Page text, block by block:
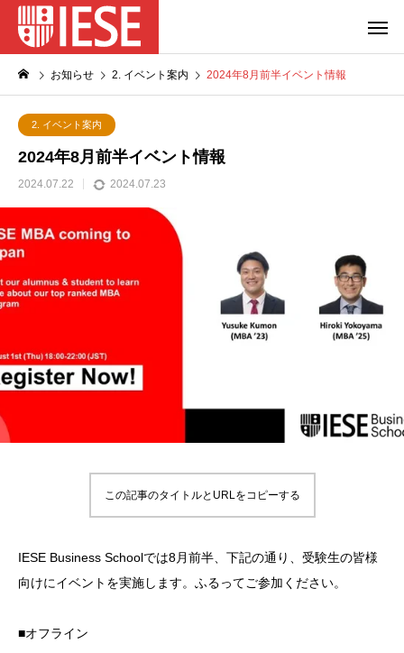
お知らせ 2. イベント案内 2024年8月前半イベント情報
2. イベント案内
2024年8月前半イベント情報
2024.07.22 2024.07.23
この記事のタイトルとURLをコピーする
IESE Business Schoolでは8月前半、下記の通り、受験生の皆様
向けにイベントを実施します。ふるってご参加ください。
■オフライン